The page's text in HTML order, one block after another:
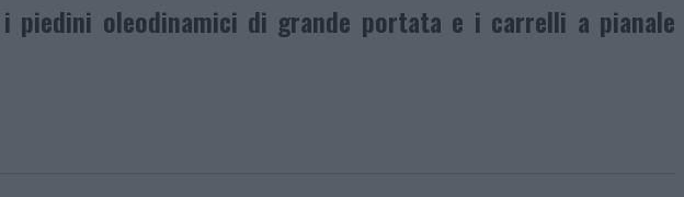
piedini oleodinamici di grande portata e i carrelli a pianale